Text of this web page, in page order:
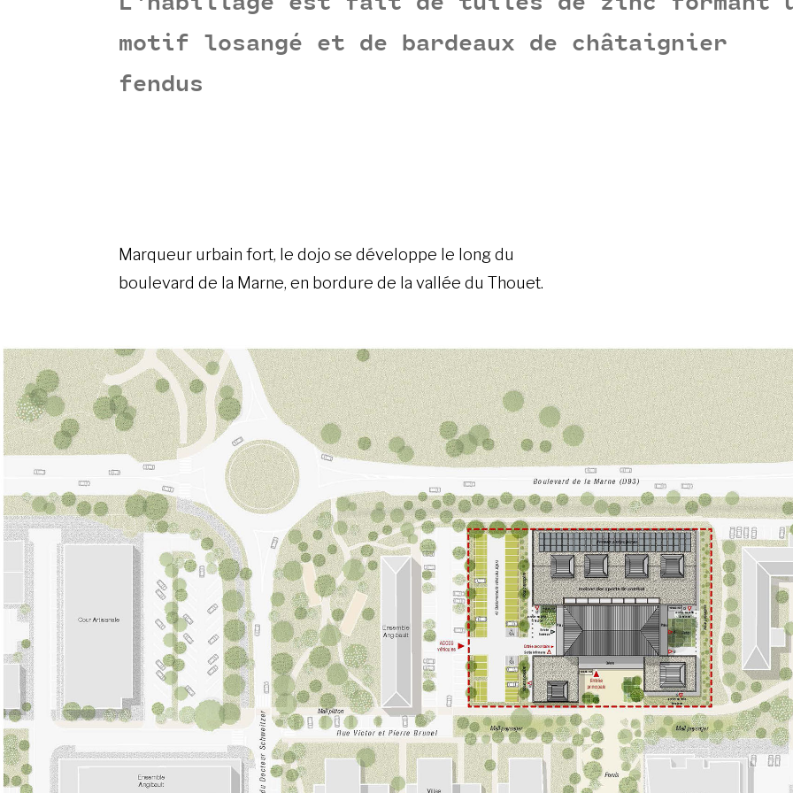
motif losangé et de bardeaux de châtaignier
fendus
Marqueur urbain fort, le dojo se développe le long du
boulevard de la Marne, en bordure de la vallée du Thouet.